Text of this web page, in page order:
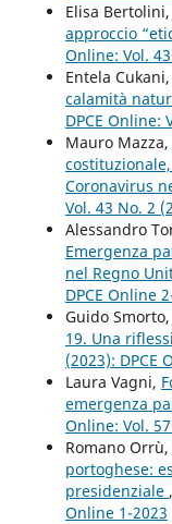
Elisa Bertolini,
approccio
Online: Vol.
Entela Cukani,
calamità
DPCE Online:
Mauro Mazza,
Coronavirus
Vol. 43 No. 2
Alessandro
Emergenza
nel Regno
DPCE Online
Guido Smorto,
19. Una
(2023): DPCE
Laura Vagni,
emergenza
Online: Vol.
Romano Orrù,
portoghese:
presidenziale ,
Online 1-2023